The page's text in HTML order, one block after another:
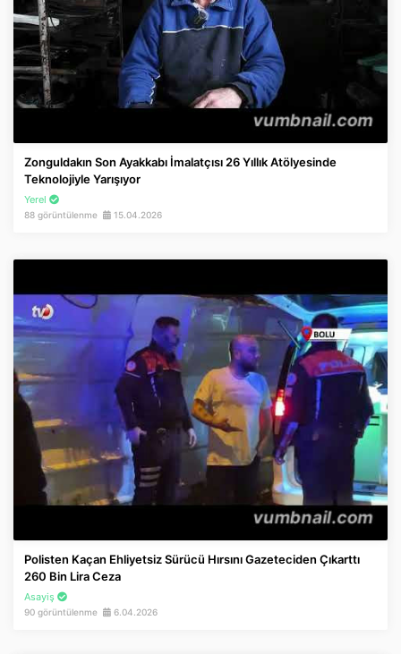
Zonguldakın Son Ayakkabı İmalatçısı 26 Yıllık Atölyesinde
Teknolojiyle Yarışıyor
Yerel
88 görüntülenme 15.04.2026
Polisten Kaçan Ehliyetsiz Sürücü Hırsını Gazeteciden Çıkarttı
260 Bin Lira Ceza
Asayiş
90 görüntülenme 6.04.2026